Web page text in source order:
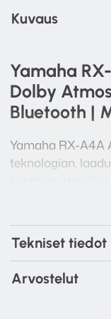
Kuvaus
Yamaha
Dolby
Bluetooth |
Yamaha RX-
teknologian,
ääniformaatteja,
tarjoavat aidon
2.1 -liitännät
läpäisyn, joten
Tekniset tiedot
Arvostelut